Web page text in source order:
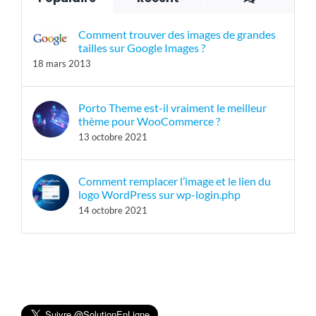
Comment trouver des images de grandes
tailles sur Google Images ?
18 mars 2013
Porto Theme est-il vraiment le meilleur
thème pour WooCommerce ?
13 octobre 2021
Comment remplacer l’image et le lien du
logo WordPress sur wp-login.php
14 octobre 2021